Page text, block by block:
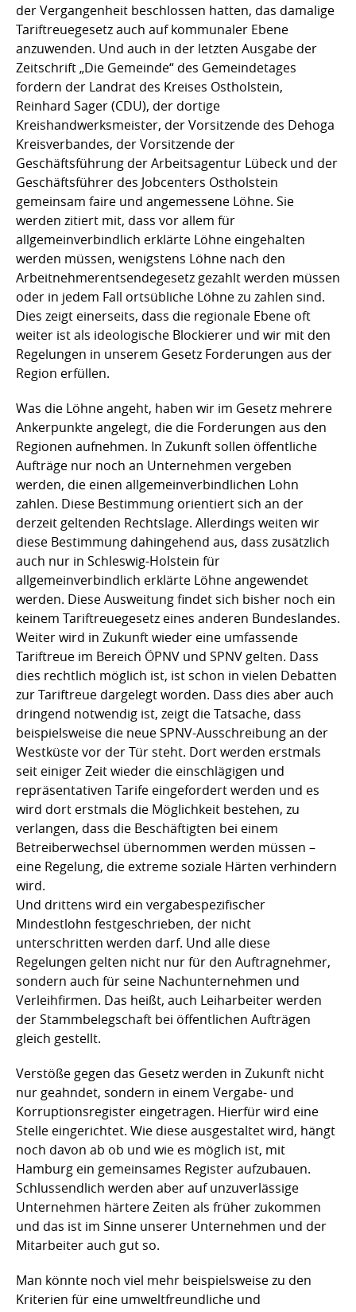
der Vergangenheit beschlossen hatten, das damalige
Tariftreuegesetz auch auf kommunaler Ebene
anzuwenden. Und auch in der letzten Ausgabe der
Zeitschrift „Die Gemeinde“ des Gemeindetages
fordern der Landrat des Kreises Ostholstein,
Reinhard Sager (CDU), der dortige
Kreishandwerksmeister, der Vorsitzende des Dehoga
Kreisverbandes, der Vorsitzende der
Geschäftsführung der Arbeitsagentur Lübeck und der
Geschäftsführer des Jobcenters Ostholstein
gemeinsam faire und angemessene Löhne. Sie
werden zitiert mit, dass vor allem für
allgemeinverbindlich erklärte Löhne eingehalten
werden müssen, wenigstens Löhne nach den
Arbeitnehmerentsendegesetz gezahlt werden müssen
oder in jedem Fall ortsübliche Löhne zu zahlen sind.
Dies zeigt einerseits, dass die regionale Ebene oft
weiter ist als ideologische Blockierer und wir mit den
Regelungen in unserem Gesetz Forderungen aus der
Region erfüllen.
Was die Löhne angeht, haben wir im Gesetz mehrere
Ankerpunkte angelegt, die die Forderungen aus den
Regionen aufnehmen. In Zukunft sollen öffentliche
Aufträge nur noch an Unternehmen vergeben
werden, die einen allgemeinverbindlichen Lohn
zahlen. Diese Bestimmung orientiert sich an der
derzeit geltenden Rechtslage. Allerdings weiten wir
diese Bestimmung dahingehend aus, dass zusätzlich
auch nur in Schleswig-Holstein für
allgemeinverbindlich erklärte Löhne angewendet
werden. Diese Ausweitung findet sich bisher noch ein
keinem Tariftreuegesetz eines anderen Bundeslandes.
Weiter wird in Zukunft wieder eine umfassende
Tariftreue im Bereich ÖPNV und SPNV gelten. Dass
dies rechtlich möglich ist, ist schon in vielen Debatten
zur Tariftreue dargelegt worden. Dass dies aber auch
dringend notwendig ist, zeigt die Tatsache, dass
beispielsweise die neue SPNV-Ausschreibung an der
Westküste vor der Tür steht. Dort werden erstmals
seit einiger Zeit wieder die einschlägigen und
repräsentativen Tarife eingefordert werden und es
wird dort erstmals die Möglichkeit bestehen, zu
verlangen, dass die Beschäftigten bei einem
Betreiberwechsel übernommen werden müssen –
eine Regelung, die extreme soziale Härten verhindern
wird.
Und drittens wird ein vergabespezifischer
Mindestlohn festgeschrieben, der nicht
unterschritten werden darf. Und alle diese
Regelungen gelten nicht nur für den Auftragnehmer,
sondern auch für seine Nachunternehmen und
Verleihfirmen. Das heißt, auch Leiharbeiter werden
der Stammbelegschaft bei öffentlichen Aufträgen
gleich gestellt.
Verstöße gegen das Gesetz werden in Zukunft nicht
nur geahndet, sondern in einem Vergabe- und
Korruptionsregister eingetragen. Hierfür wird eine
Stelle eingerichtet. Wie diese ausgestaltet wird, hängt
noch davon ab ob und wie es möglich ist, mit
Hamburg ein gemeinsames Register aufzubauen.
Schlussendlich werden aber auf unzuverlässige
Unternehmen härtere Zeiten als früher zukommen
und das ist im Sinne unserer Unternehmen und der
Mitarbeiter auch gut so.
Man könnte noch viel mehr beispielsweise zu den
Kriterien für eine umweltfreundliche und